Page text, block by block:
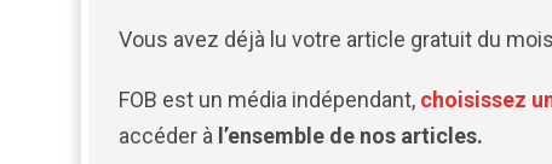
Vous avez déjà lu votre article gratuit du
FOB est un média indépendant, choisissez
accéder à l’ensemble de nos articles.